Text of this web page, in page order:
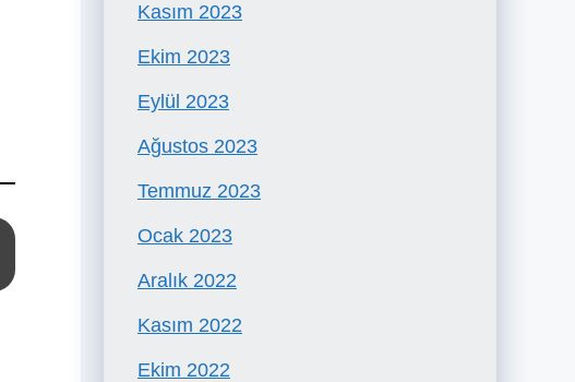
Kasım 2023
Ekim 2023
Eylül 2023
Ağustos 2023
Temmuz 2023
Ocak 2023
Aralık 2022
Kasım 2022
Ekim 2022